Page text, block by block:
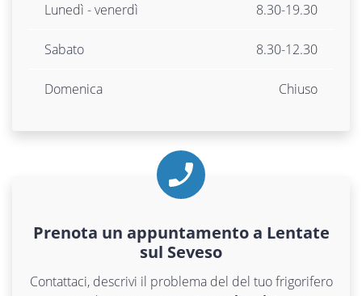
Lunedì - venerdì 8.30-19.30
Sabato 8.30-12.30
Domenica Chiuso
Prenota un appuntamento a Lentate
sul Seveso
Contattaci, descrivi il problema del del tuo frigorifero